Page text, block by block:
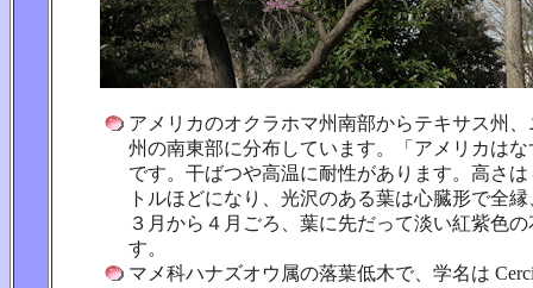
アメリカのオクラホマ州南部からテキサス州
州の南東部に分布しています。「アメリカは
です。干ばつや高温に耐性があります。高さ
トルほどになり、光沢のある葉は心臓形で全
３月から４月ごろ、葉に先だって淡い紅紫色
す。
マメ科ハナズオウ属の落葉低木で、学名は